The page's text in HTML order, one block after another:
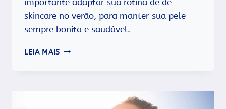
skincare no verão, para manter sua pele
sempre bonita e saudável.
LEIA MAIS SKINCARE